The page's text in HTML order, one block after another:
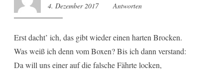
4. Dezember 2017 13:40
Antworten
Erst dacht’ ich, das gibt wieder einen harten Brocken.
Was weiß ich denn vom Boxen? Bis ich dann verstand:
Da will uns einer auf die falsche Fährte locken,